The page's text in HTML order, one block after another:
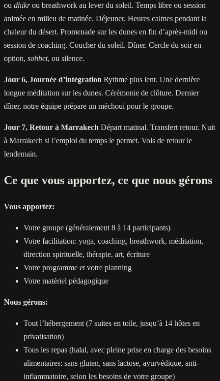
ou dhikrou breathwork au lever du soleil. Temps libre ou session
animée en milieu de matinée. Déjeuner. Heures calmes pendant la
chaleur du désert. Promenade sur les dunes en fin d’après-midi ou
session de coaching. Coucher du soleil. Dîner. Cercle du soir en
option, sohbet, ou silence.
Jour 6, Journée d’intégration Rythme plus lent. Une dernière
longue méditation sur les dunes. Cérémonie de clôture. Dernier
dîner, notre équipe prépare un méchoui pour le groupe.
Jour 7, Retour à Marrakech Départ matinal. Transfert retour. Nuit
à Marrakech si l’emploi du temps le permet. Vols de retour le
lendemain.
Ce que vous apportez, ce que nous gérons
Vous apportez:
Votre groupe (généralement 8 à 14 participants)
Votre facilitation: yoga, coaching, breathwork, méditation,
direction spirituelle, thérapie, art, écriture
Votre programme et votre planning
Votre matériel pédagogique
Nous gérons:
Tout l’hébergement (7 suites en toile, jusqu’à 14 hôtes en
privatisation)
Tous les repas (halal, avec pleine prise en charge des besoins
alimentaires: sans gluten, sans lactose, ayurvédique, anti-
inflammatoire, selon les besoins de votre groupe)